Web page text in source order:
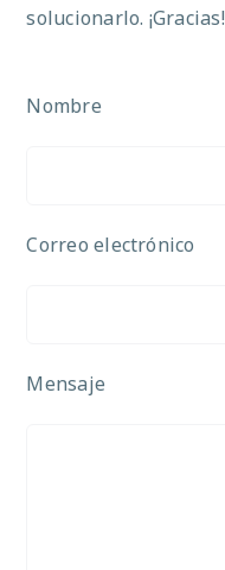
solucionarlo. ¡Gracias!
Nombre
Correo electrónico
Mensaje